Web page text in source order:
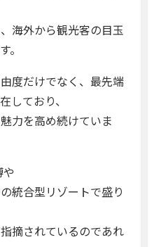
海外から観光客の目玉
。
度だけでなく、最先端
しており、
力を高め続けていま
統合型リゾートで盛り
摘されているのであれ